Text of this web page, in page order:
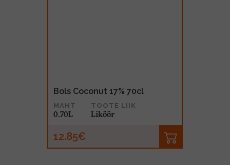
Bols Coconut 17% 70cl
MAHT
0.70L
TOOTE LIIK
Liköör
12.85€